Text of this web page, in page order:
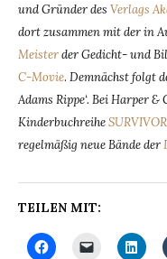
und Gründer des Verlags
dort zusammen mit der in
Meisterder Gedicht- und
C-Movie. Demnächst folgt
Adams Rippe‘. Bei Harper
Kinderbuchreihe
regelmäßig neue Bände der
TEILEN MIT: